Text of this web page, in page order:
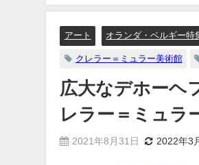
編】
アート オランダ・ベルギー特
クレラー＝ミュラー美術館
広大なデホーヘ
レラー＝ミュラ
2021年8月31日 2022年3